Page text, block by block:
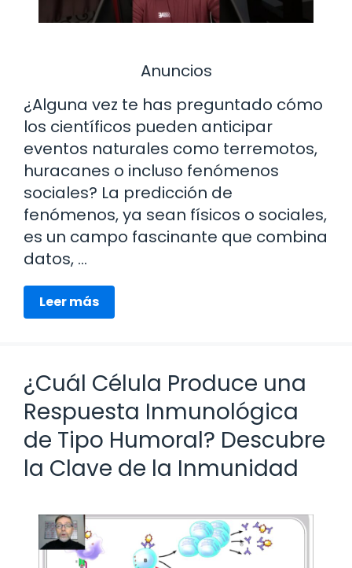
Anuncios
¿Alguna vez te has preguntado cómo
los científicos pueden anticipar
eventos naturales como terremotos,
huracanes o incluso fenómenos
sociales? La predicción de
fenómenos, ya sean físicos o sociales,
es un campo fascinante que combina
datos, …
Leer más
¿Cuál Célula Produce una
Respuesta Inmunológica
de Tipo Humoral? Descubre
la Clave de la Inmunidad